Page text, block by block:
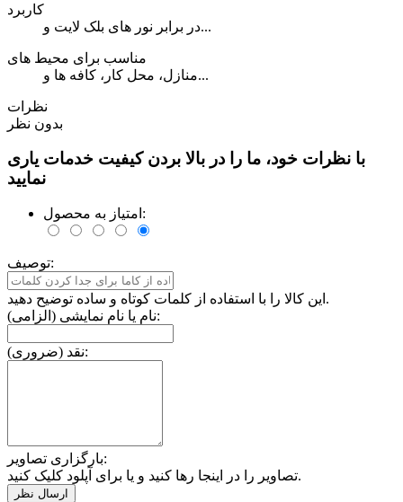
کاربرد
در برابر نور های بلک لایت و...
مناسب برای محیط های
منازل، محل کار، کافه ها و...
نظرات
بدون نظر
با نظرات خود، ما را در بالا بردن کیفیت خدمات یاری
نمایید
امتیاز به محصول:
توصیف:
این کالا را با استفاده از کلمات کوتاه و ساده توضیح دهید.
نام یا نام نمایشی (الزامی):
نقد (ضروری):
بارگزاری تصاویر:
تصاویر را در اینجا رها کنید و یا برای آپلود کلیک کنید.